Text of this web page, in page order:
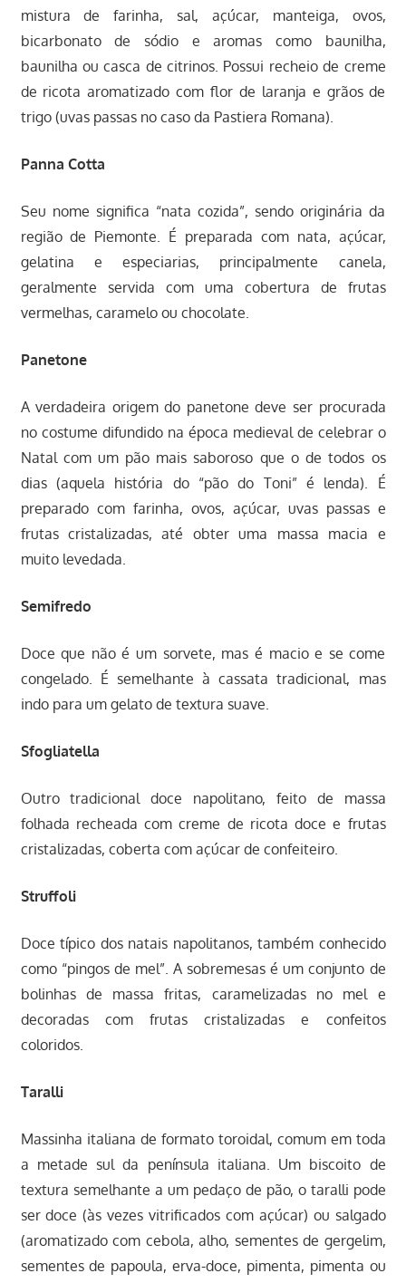
mistura de farinha, sal, açúcar, manteiga, ovos,
bicarbonato de sódio e aromas como baunilha,
baunilha ou casca de citrinos. Possui recheio de creme
de ricota aromatizado com flor de laranja e grãos de
trigo (uvas passas no caso da Pastiera Romana).
Panna Cotta
Seu nome significa “nata cozida”, sendo originária da
região de Piemonte. É preparada com nata, açúcar,
gelatina e especiarias, principalmente canela,
geralmente servida com uma cobertura de frutas
vermelhas, caramelo ou chocolate.
Panetone
A verdadeira origem do panetone deve ser procurada
no costume difundido na época medieval de celebrar o
Natal com um pão mais saboroso que o de todos os
dias (aquela história do “pão do Toni” é lenda). É
preparado com farinha, ovos, açúcar, uvas passas e
frutas cristalizadas, até obter uma massa macia e
muito levedada.
Semifredo
Doce que não é um sorvete, mas é macio e se come
congelado. É semelhante à cassata tradicional, mas
indo para um gelato de textura suave.
Sfogliatella
Outro tradicional doce napolitano, feito de massa
folhada recheada com creme de ricota doce e frutas
cristalizadas, coberta com açúcar de confeiteiro.
Struffoli
Doce típico dos natais napolitanos, também conhecido
como “pingos de mel”. A sobremesas é um conjunto de
bolinhas de massa fritas, caramelizadas no mel e
decoradas com frutas cristalizadas e confeitos
coloridos.
Taralli
Massinha italiana de formato toroidal, comum em toda
a metade sul da península italiana. Um biscoito de
textura semelhante a um pedaço de pão, o taralli pode
ser doce (às vezes vitrificados com açúcar) ou salgado
(aromatizado com cebola, alho, sementes de gergelim,
sementes de papoula, erva-doce, pimenta, pimenta ou